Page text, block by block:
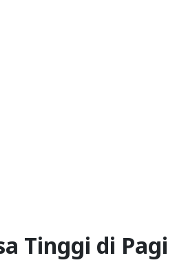
Tinggi di Pagi